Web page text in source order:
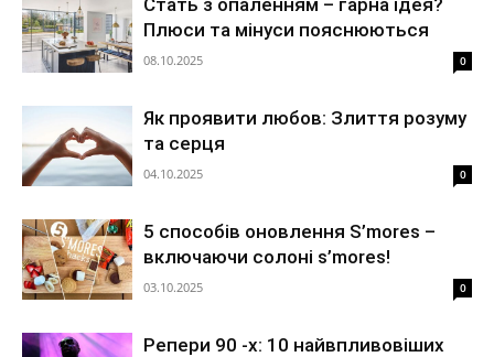
Стать з опаленням – гарна ідея?
Плюси та мінуси пояснюються
08.10.2025 0
Як проявити любов: Злиття розуму
та серця
04.10.2025 0
5 способів оновлення S’mores –
включаючи солоні s’mores!
03.10.2025 0
Репери 90 -х: 10 найвпливовіших